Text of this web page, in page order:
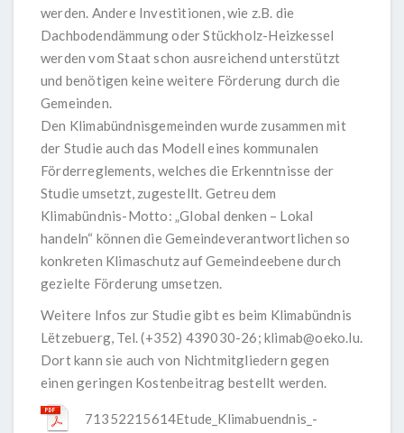
werden. Andere Investitionen, wie z.B. die
Dachbodendämmung oder Stückholz-Heizkessel
werden vom Staat schon ausreichend unterstützt
und benötigen keine weitere Förderung durch die
Gemeinden.
Den Klimabündnisgemeinden wurde zusammen mit
der Studie auch das Modell eines kommunalen
Förderreglements, welches die Erkenntnisse der
Studie umsetzt, zugestellt. Getreu dem
Klimabündnis-Motto: „Global denken – Lokal
handeln“ können die Gemeindeverantwortlichen so
konkreten Klimaschutz auf Gemeindeebene durch
gezielte Förderung umsetzen.
Weitere Infos zur Studie gibt es beim Klimabündnis
Lëtzebuerg, Tel. (+352) 439030-26; klimab@oeko.lu.
Dort kann sie auch von Nichtmitgliedern gegen
einen geringen Kostenbeitrag bestellt werden.
71352215614Etude_Klimabuendnis_-